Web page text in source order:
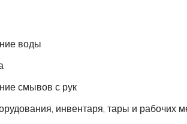
воды
смывов с рук
инвентаря, тары и рабочих